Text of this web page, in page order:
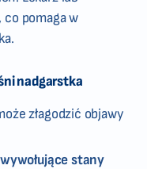
pomaga w
nadgarstka
złagodzić objawy
stany